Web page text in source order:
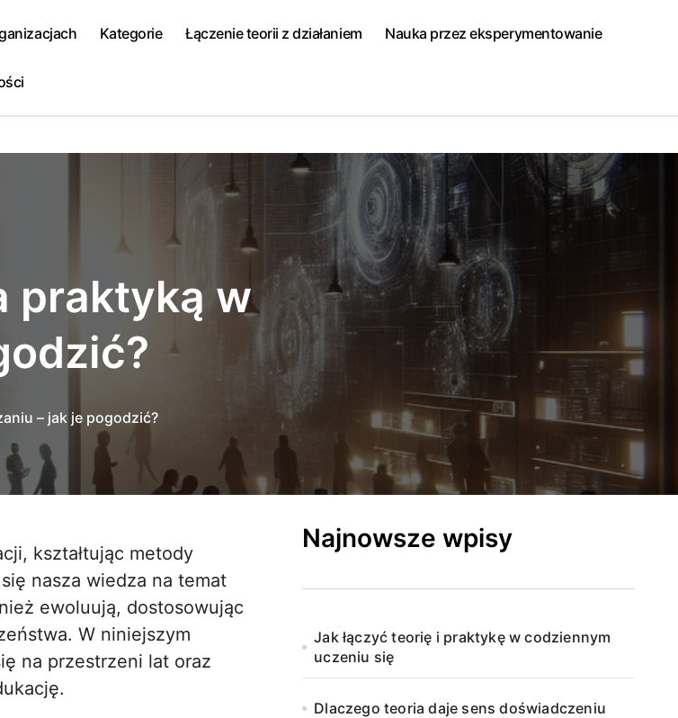
Kategorie Łączenie teorii z działaniem Nauka przez eksperymentowanie
praktyką w
– jak je pogodzić?
nasza wiedza na temat
ewoluują, dostosowując
W niniejszym
na przestrzeni lat oraz
Najnowsze wpisy
Jak łączyć teorię i praktykę w codziennym
uczeniu się
Dlaczego teoria daje sens doświadczeniu